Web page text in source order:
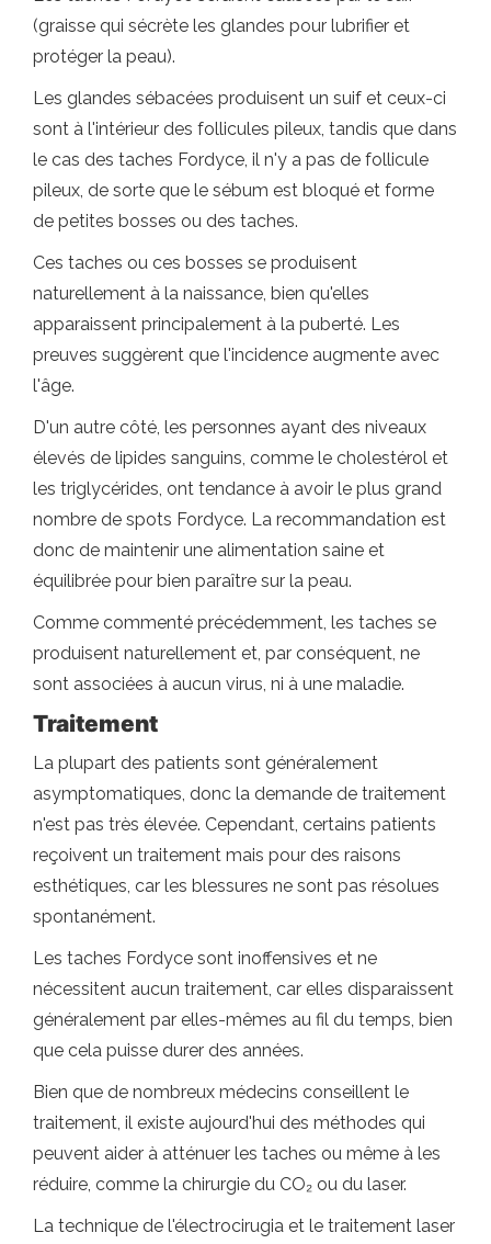
(graisse qui sécrète les glandes pour lubrifier et
protéger la peau).
Les glandes sébacées produisent un suif et ceux-ci
sont à l'intérieur des follicules pileux, tandis que dans
le cas des taches Fordyce, il n'y a pas de follicule
pileux, de sorte que le sébum est bloqué et forme
de petites bosses ou des taches.
Ces taches ou ces bosses se produisent
naturellement à la naissance, bien qu'elles
apparaissent principalement à la puberté. Les
preuves suggèrent que l'incidence augmente avec
l'âge.
D'un autre côté, les personnes ayant des niveaux
élevés de lipides sanguins, comme le cholestérol et
les triglycérides, ont tendance à avoir le plus grand
nombre de spots Fordyce. La recommandation est
donc de maintenir une alimentation saine et
équilibrée pour bien paraître sur la peau.
Comme commenté précédemment, les taches se
produisent naturellement et, par conséquent, ne
sont associées à aucun virus, ni à une maladie.
Traitement
La plupart des patients sont généralement
asymptomatiques, donc la demande de traitement
n'est pas très élevée. Cependant, certains patients
reçoivent un traitement mais pour des raisons
esthétiques, car les blessures ne sont pas résolues
spontanément.
Les taches Fordyce sont inoffensives et ne
nécessitent aucun traitement, car elles disparaissent
généralement par elles-mêmes au fil du temps, bien
que cela puisse durer des années.
Bien que de nombreux médecins conseillent le
traitement, il existe aujourd'hui des méthodes qui
peuvent aider à atténuer les taches ou même à les
réduire, comme la chirurgie du CO₂ ou du laser.
La technique de l'électrocirugia et le traitement laser